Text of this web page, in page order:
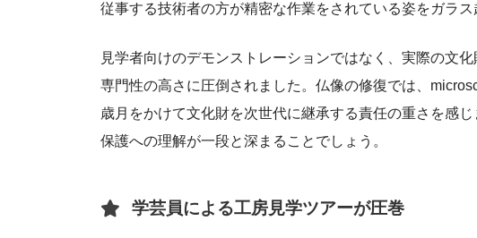
従事する技術者の方が精密な作業をされている姿をガラス
見学者向けのデモンストレーションではなく、実際の文
専門性の高さに圧倒されました。仏像の修復では、
歳月をかけて文化財を次世代に継承する責任の重さを感
保護への理解が一段と深まることでしょう。
学芸員による工房見学ツアーが圧巻